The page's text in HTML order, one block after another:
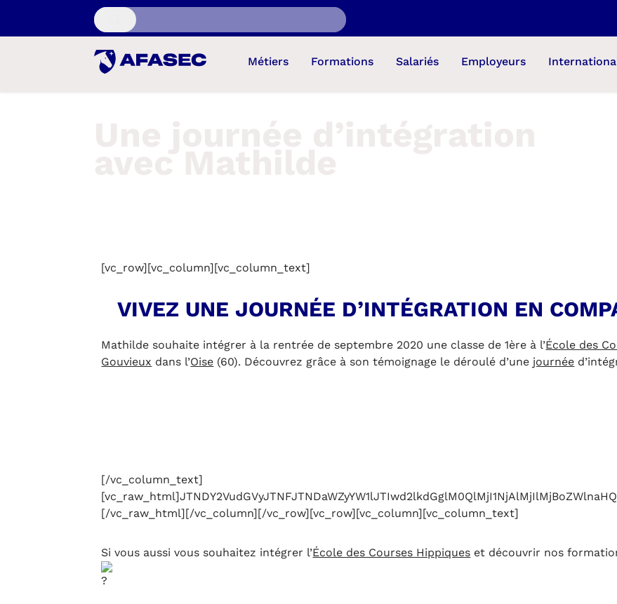
Recherche...
Métiers Formations Salariés Employeurs
[vc_row][vc_column][vc_column_text]
VIVEZ UNE JOURNÉE D’INTÉGRATION EN
Mathilde souhaite intégrer à la rentrée de septembre 2020 une classe de 1ère à l’École des
Gouvieux dans l’Oise (60). Découvrez grâce à son témoignage le déroulé d’une journée
[/vc_column_text]
[/vc_raw_html][/vc_column][/vc_row][vc_row][vc_column][vc_column_text]
Si vous aussi vous souhaitez intégrer l’École des Courses Hippiques et découvrir nos